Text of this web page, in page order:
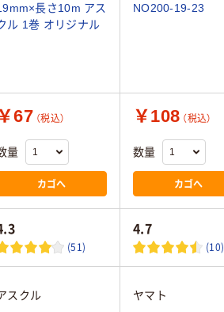
長さ10m アス
ル 1巻 オリジナル
NO200-19-23
67 （税込）
量
カゴへ
￥108 （税込）
数量
カゴへ
(51)
4.7
(10)
スクル ヤマト